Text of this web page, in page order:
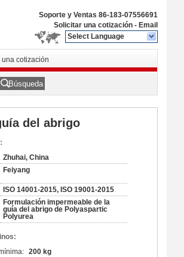
Soporte y Ventas 86-183-07556691
Solicitar una cotización - Email
Select Language
cotización
Búsqueda
del abrigo
Zhuhai, China
Feiyang
ISO 14001-2015, ISO 19001-2015
Formulación impermeable de la
guía del abrigo de Polyaspartic
Polyurea
200 kg